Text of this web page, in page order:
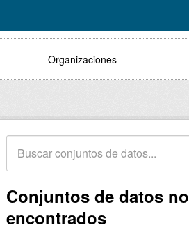
Organizaciones
Conjuntos de datos no
encontrados